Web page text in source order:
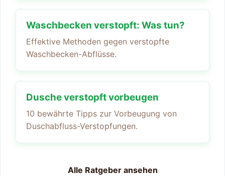
Waschbecken verstopft: Was tun?
Effektive Methoden gegen verstopfte
Waschbecken-Abflüsse.
Dusche verstopft vorbeugen
10 bewährte Tipps zur Vorbeugung von
Duschabfluss-Verstopfungen.
Alle Ratgeber ansehen